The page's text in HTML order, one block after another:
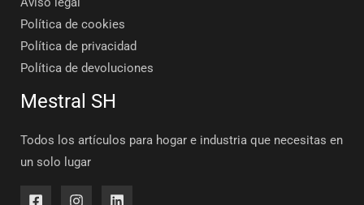
Política de cookies
Política de privacidad
Política de devoluciones
Mestral SH
Todos los artículos para hogar e industria que necesitas en
un solo lugar